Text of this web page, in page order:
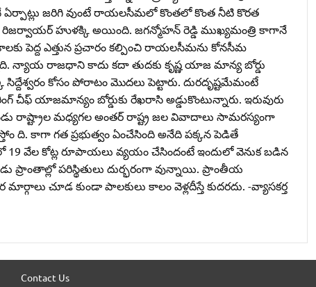
ఏర్పాట్లు జరిగి వుంటే రాయలసీమలో కొంతలో కొంత నీటి కొరత
రిజర్వాయర్‌ హుళక్కి అయింది. జగన్మోహన్‌ రెడ్డి ముఖ్యమంత్రి కాగానే
పెద్ద ఎత్తున ప్రచారం కల్పించి రాయలసీమను కోనసీమ
న్యాయ రాజధాని కాదు కదా తుదకు కృష్ణ యాజ మాన్య బోర్డు
కోసం పోరాటం మొదలు పెట్టారు. దురదృష్టమేమంటే
యాజమాన్యం బోర్డుకు రేఖరాసి అడ్డుకొంటున్నారు. ఇరువురు
రాష్ట్రాల మధ్యగల అంతర్‌ రాష్ట్ర జల వివాదాలు సామరస్యంగా
ది. కాగా గత ప్రభుత్వం ఏంచేసింది అనేది పక్కన పెడితే
19 వేల కోట్ల రూపాయలు వ్యయం చేసిందంటే ఇందులో వెనుక బడిన
ప్రాంతాల్లో పరిస్థితులు దుర్భరంగా వున్నాయి. ప్రాంతీయ
చూడ కుండా పాలకులు కాలం వెళ్లదీస్తే కుదరదు. -వ్యాసకర్త
Contact Us